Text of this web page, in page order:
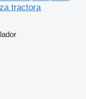
tractora